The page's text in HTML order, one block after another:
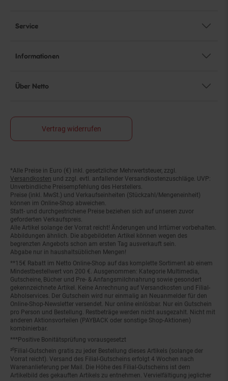
Service
Informationen
Über Netto
Vertrag widerrufen
Fußnoten
*Alle Preise in Euro (€) inkl. gesetzlicher Mehrwertsteuer, zzgl.
Versandkosten und zzgl. evtl. anfallender Versandkostenzuschläge. UVP:
Unverbindliche Preisempfehlung des Herstellers.
Preise (inkl. MwSt.) und Verkaufseinheiten (Stückzahl/Mengeneinheit)
können im Online-Shop abweichen.
Statt- und durchgestrichene Preise beziehen sich auf unseren zuvor
geforderten Verkaufspreis.
Alle Artikel solange der Vorrat reicht! Änderungen und Irrtümer vorbehalten.
Abbildungen ähnlich. Die abgebildeten Artikel können wegen des
begrenzten Angebots schon am ersten Tag ausverkauft sein.
Abgabe nur in haushaltsüblichen Mengen!
**15€ Rabatt im Netto Online-Shop auf das komplette Sortiment ab einem
Mindestbestellwert von 200 €. Ausgenommen: Kategorie Multimedia,
Gutscheine, Bücher und Pre- & Anfangsmilchnahrung sowie gesondert
gekennzeichnete Artikel. Keine Anrechnung auf Versandkosten und Filial-
Abholservices. Der Gutschein wird nur einmalig an Neuanmelder für den
Online-Shop-Newsletter versendet. Nur online einlösbar. Nur ein Gutschein
pro Person und Bestellung. Restbeträge werden nicht ausgezahlt. Nicht mit
anderen Aktionsvorteilen (PAYBACK oder sonstige Shop-Aktionen)
kombinierbar.
***Positive Bonitätsprüfung vorausgesetzt
²⁰Filial-Gutschein gratis zu jeder Bestellung dieses Artikels (solange der
Vorrat reicht). Versand des Filial-Gutscheins erfolgt 4 Wochen nach
Warenanlieferung per Mail. Die Höhe des Filial-Gutscheins ist dem
Artikelbild des gekauften Artikels zu entnehmen. Vervielfältigung jeglicher